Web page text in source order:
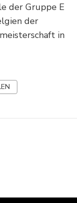
der Gruppe E
der
in